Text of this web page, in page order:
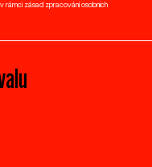
v rámci zásad zpracování osobních